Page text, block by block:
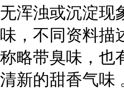
无浑浊或沉淀现
味，不同资料描
称略带臭味，也
清新的甜香气味